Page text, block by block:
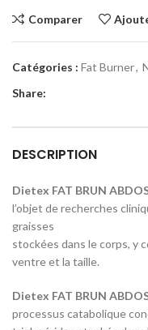
Comparer
Catégories : Fat Burner,
Share:
DESCRIPTION
Dietex FAT BRUN
l’objet de recherches
graisses
stockées dans le corps, y
ventre et la taille.
Dietex FAT BRUN
processus catabolique